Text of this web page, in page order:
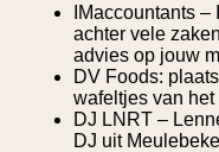
IMaccountants
achter vele
advies op jouw
DV Foods:
wafeltjes van
DJ LNRT –
DJ uit